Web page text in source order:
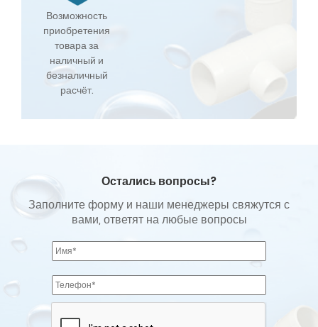
Возможность
приобретения
товара за
наличный и
безналичный
расчёт.
Остались вопросы?
Заполните форму и наши менеджеры свяжутся с
вами, ответят на любые вопросы